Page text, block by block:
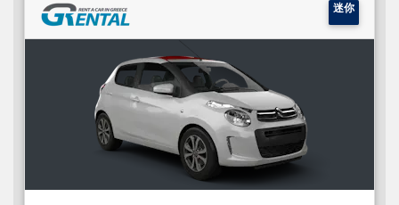
迷你